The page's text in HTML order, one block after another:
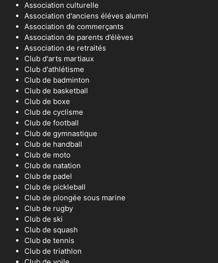
Association culturelle
Association d'anciens éléves alumni
Association de commerçants
Association de parents d’élèves
Association de retraités
Club d'arts martiaux
Club d'athlétisme
Club de badminton
Club de basketball
Club de boxe
Club de cyclisme
Club de football
Club de gymnastique
Club de handball
Club de moto
Club de natation
Club de padel
Club de pickleball
Club de plongée sous marine
Club de rugby
Club de ski
Club de squash
Club de tennis
Club de triathlon